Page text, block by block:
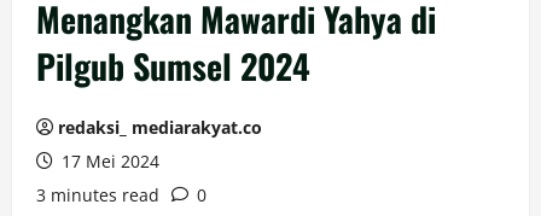
Menangkan Mawardi Yahya di
Pilgub Sumsel 2024
redaksi_ mediarakyat.co
17 Mei 2024
3 minutes read
0